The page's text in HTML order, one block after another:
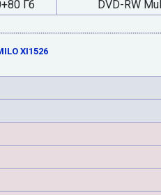
Гб DVD-RW
XI1526